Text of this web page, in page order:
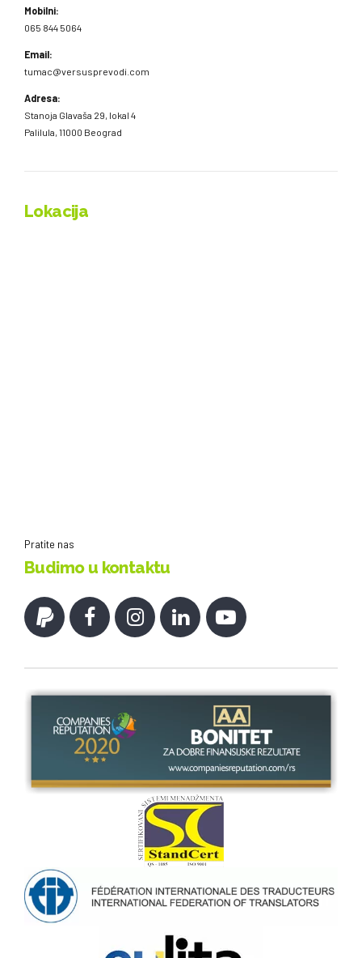
Mobilni:
065 844 5064
Email:
tumac@versusprevodi.com
Adresa:
Stanoja Glavaša 29, lokal 4
Palilula, 11000 Beograd
Lokacija
Pratite nas
Budimo u kontaktu